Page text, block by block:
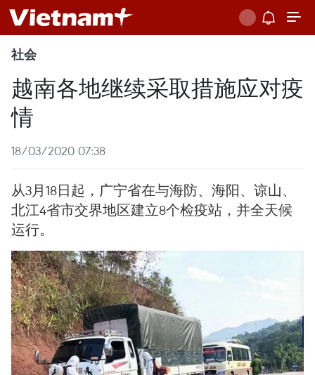
社会
越南各地继续采取措施应对疫
情
18/03/2020 07:38
从3月18日起，广宁省在与海防、海阳、谅山、
北江4省市交界地区建立8个检疫站，并全天候
运行。